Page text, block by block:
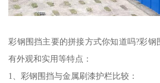
彩钢围挡主要的拼接方式你知道吗?彩
有外观和实用等特点：
1、彩钢围挡与金属刷漆护栏比较：